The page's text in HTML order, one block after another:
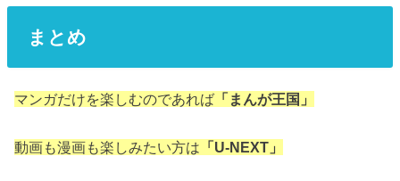
まとめ
マンガだけを楽しむのであれば 「まんが王国」
動画も漫画も楽しみたい方は 「U-NEXT」